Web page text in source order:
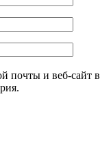
почты и веб-сайт в